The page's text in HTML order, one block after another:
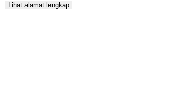
Lihat alamat lengkap